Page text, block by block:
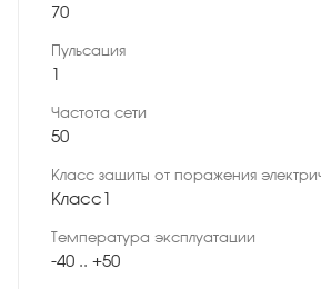
70
Пульсация
1
Частота сети
50
Класс защиты от поражения
Класс1
Температура эксплуатации
-40 .. +50